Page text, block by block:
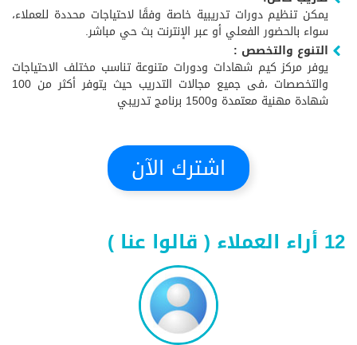
يمكن تنظيم دورات تدريبية خاصة وفقًا لاحتياجات محددة للعملاء،
سواء بالحضور الفعلي أو عبر الإنترنت بث حي مباشر.
التنوع والتخصص :
يوفر مركز كيم شهادات ودورات متنوعة تناسب مختلف الاحتياجات
والتخصصات ،فى جميع مجالات التدريب حيث يتوفر أكثر من 100
شهادة مهنية معتمدة و1500 برنامج تدريبي
اشترك الآن
12 أراء العملاء ( قالوا عنا )